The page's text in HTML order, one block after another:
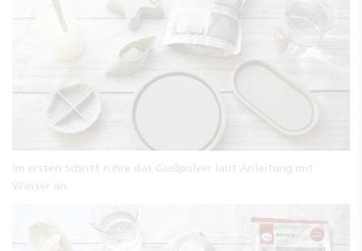
Im ersten Schritt rühre das Gießpulver laut Anleitung mit
Wasser an.